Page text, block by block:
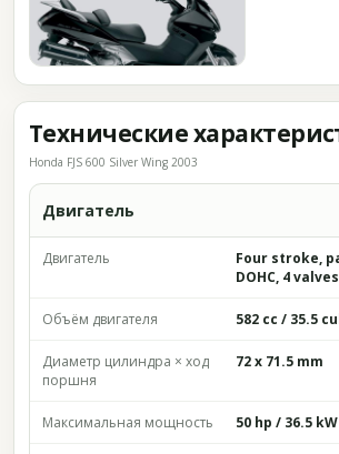
Технические
Honda FJS 600 Silver Wing 2003
Двигатель
Двигатель
Four stroke,
DOHC, 4
Объём двигателя 582 cc / 35.5
Диаметр цилиндра × ход
поршня
72 x 71.5 mm
Максимальная мощность 50 hp / 36.5